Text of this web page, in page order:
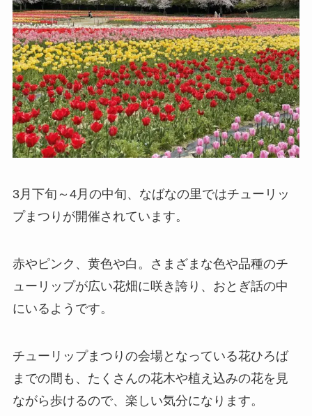
3月下旬～4月の中旬、なばなの里ではチューリッ
プまつりが開催されています。
赤やピンク、黄色や白。さまざまな色や品種のチ
ューリップが広い花畑に咲き誇り、おとぎ話の中
にいるようです。
チューリップまつりの会場となっている花ひろば
までの間も、たくさんの花木や植え込みの花を見
ながら歩けるので、楽しい気分になります。